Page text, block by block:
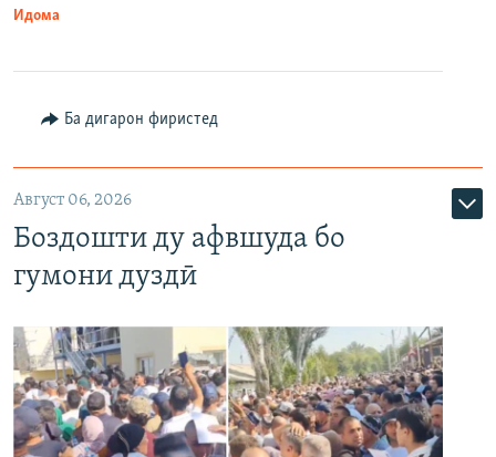
Идома
Ба дигарон фиристед
Август 06, 2026
Боздошти ду афвшуда бо
гумони дуздӣ